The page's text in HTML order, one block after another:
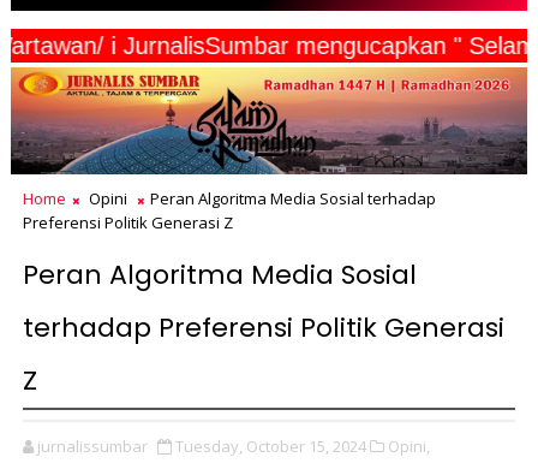
Wartawan/ i JurnalisSumbar mengucapkan
Home Opini
Peran Algoritma Media Sosial terhadap
Preferensi Politik Generasi Z
Peran Algoritma Media Sosial
terhadap Preferensi Politik Generasi
Z
jurnalissumbar Tuesday, October 15, 2024 Opini,